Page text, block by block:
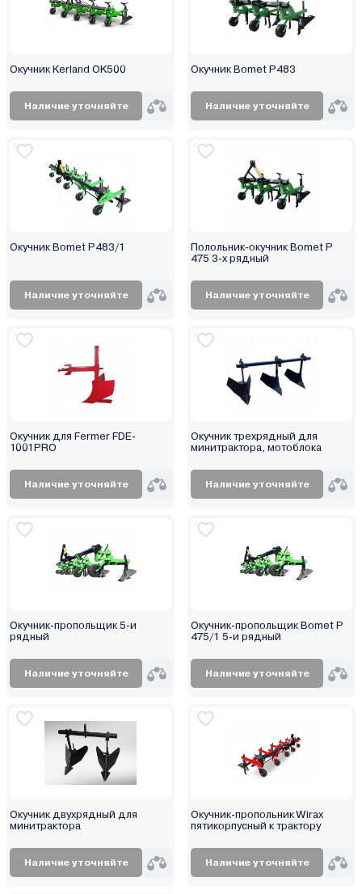
Окучник Kerland OK500
Наличие уточняйте
Окучник Bomet Р483
Наличие уточняйте
Окучник Bomet P483/1
Наличие уточняйте
Полольник-окучник Bomet P
475 3-х рядный
Наличие уточняйте
Окучник для Fermer FDE-
1001PRO
Наличие уточняйте
Окучник трехрядный для
минитрактора, мотоблока
Наличие уточняйте
Окучник-пропольщик 5-и
рядный
Наличие уточняйте
Окучник-пропольщик Bomet P
475/1 5-и рядный
Наличие уточняйте
Окучник двухрядный для
минитрактора
Наличие уточняйте
Окучник-пропольник Wirax
пятикорпусный к трактору
Наличие уточняйте